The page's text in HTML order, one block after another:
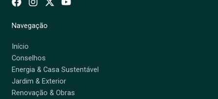
Navegação
Início
Conselhos
Energia & Casa Sustentável
Jardim & Exterior
Renovação & Obras